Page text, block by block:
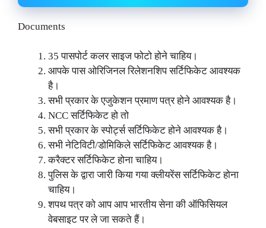
Documents
35 पासपोर्ट कलर साइज फोटो होने चाहिय।
आपके पास ओरिजिनल रिलेशनशिप सर्टिफिकेट आवश्यक
है।
सभी प्रकार के एजुकेशन प्रमाण पत्र होने आवश्यक है।
NCC सर्टिफिकेट हो तो
सभी प्रकार के स्पोर्ट्स सर्टिफिकेट होने आवश्यक है।
सभी नेटिविटी/डोमिकिले सर्टिफिकेट आवश्यक है।
करैक्टर सर्टिफिकेट होना चाहिय।
पुलिस के द्वारा जारी किया गया क्लीयरेंस सर्टिफिकेट होना
चाहिय।
शपथ पत्र को आप आप भारतीय सेना की ऑफिसियल
वेबसाइट पर ले जा सकते हैं।